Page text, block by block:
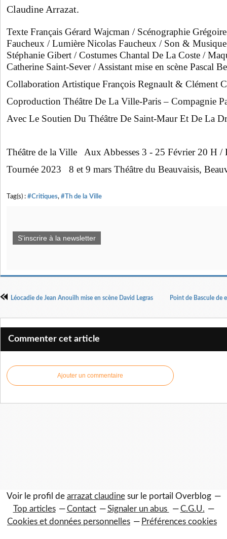
Claudine Arrazat.
Texte Français Gérard Wajcman / Scénographie Grégoire
Faucheux / Lumière Nicolas Faucheux / Son & Musique
Stéphanie Gibert / Costumes Chantal De La Coste /
Catherine Saint-Sever / Assistant mise en scène Pascal
Collaboration Artistique François Regnault & Clément
Coproduction Théâtre De La Ville-Paris – Compagnie
Avec Le Soutien Du Théâtre De Saint-Maur Et De La
Théâtre de la Ville Aux Abbesses 3 - 25 Février 20 H /
Tournée 2023 8 et 9 mars Théâtre du Beauvaisis,
Tag(s) : #Critiques, #Th de la Ville
S'inscrire à la newsletter
Léocadie de Jean Anouilh mise en scène David Legras Point de Bascule de
Commenter cet article
Ajouter un commentaire
Voir le profil de arrazat claudinesur le portail Overblog
Top articles
Contact Signaler un abus
C.G.U.
Cookies et données personnelles
Préférences cookies